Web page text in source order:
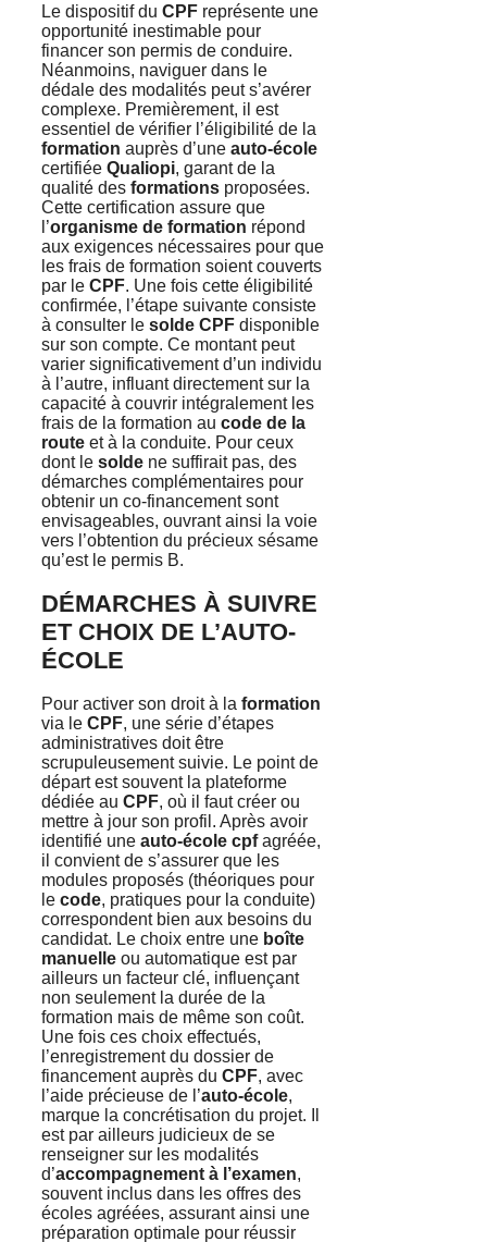
Le dispositif du CPF représente une
opportunité inestimable pour
financer son permis de conduire.
Néanmoins, naviguer dans le
dédale des modalités peut s’avérer
complexe. Premièrement, il est
essentiel de vérifier l’éligibilité de la
formation auprès d’une auto-école
certifiée Qualiopi, garant de la
qualité des formations proposées.
Cette certification assure que
l’organisme de formation répond
aux exigences nécessaires pour que
les frais de formation soient couverts
par le CPF. Une fois cette éligibilité
confirmée, l’étape suivante consiste
à consulter le solde CPF disponible
sur son compte. Ce montant peut
varier significativement d’un individu
à l’autre, influant directement sur la
capacité à couvrir intégralement les
frais de la formation au code de la
route et à la conduite. Pour ceux
dont le solde ne suffirait pas, des
démarches complémentaires pour
obtenir un co-financement sont
envisageables, ouvrant ainsi la voie
vers l’obtention du précieux sésame
qu’est le permis B.
DÉMARCHES À SUIVRE
ET CHOIX DE L’AUTO-
ÉCOLE
Pour activer son droit à la formation
via le CPF, une série d’étapes
administratives doit être
scrupuleusement suivie. Le point de
départ est souvent la plateforme
dédiée au CPF, où il faut créer ou
mettre à jour son profil. Après avoir
identifié une auto-école cpfagréée,
il convient de s’assurer que les
modules proposés (théoriques pour
le code, pratiques pour la conduite)
correspondent bien aux besoins du
candidat. Le choix entre une boîte
manuelle ou automatique est par
ailleurs un facteur clé, influençant
non seulement la durée de la
formation mais de même son coût.
Une fois ces choix effectués,
l’enregistrement du dossier de
financement auprès du CPF, avec
l’aide précieuse de l’auto-école,
marque la concrétisation du projet. Il
est par ailleurs judicieux de se
renseigner sur les modalités
d’accompagnement à l’examen,
souvent inclus dans les offres des
écoles agréées, assurant ainsi une
préparation optimale pour réussir